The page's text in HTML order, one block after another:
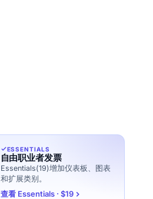
ESSENTIALS
自由职业者发票
Essentials(19)增加仪表板、图表
和扩展类别。
查看 Essentials · $19